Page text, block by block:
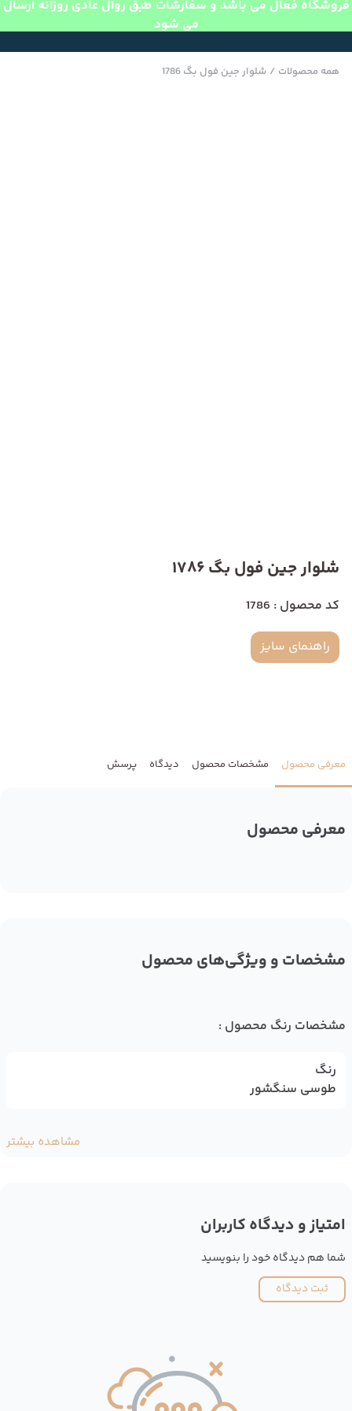
فروشگاه فعال می باشد و سفارشات طبق روال عادی روزانه ارسال
می شود
همه محصولات / شلوار جین فول بگ 1786
شلوار جین فول بگ 1786
کد محصول : 1786
راهنمای سایز
معرفی محصول مشخصات محصول دیدگاه پرسش
معرفی محصول
مشخصات و ویژگی‌های محصول
مشخصات رنگ محصول :
رنگ
طوسی سنگشور
مشاهده بیشتر
امتیاز و دیدگاه کاربران
شما هم دیدگاه خود را بنویسید
ثبت دیدگاه